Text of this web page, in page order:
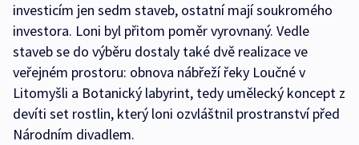
investicím jen sedm staveb, ostatní mají soukromého
investora. Loni byl přitom poměr vyrovnaný. Vedle
staveb se do výběru dostaly také dvě realizace ve
veřejném prostoru: obnova nábřeží řeky Loučné v
Litomyšli a Botanický labyrint, tedy umělecký koncept z
devíti set rostlin, který loni ozvláštnil prostranství před
Národním divadlem.